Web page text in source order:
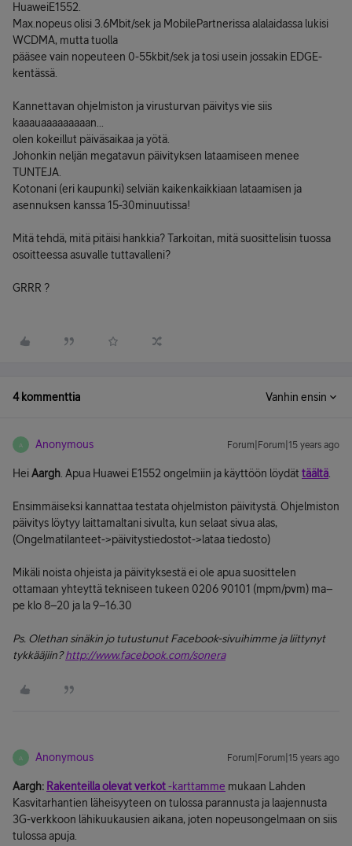
HuaweiE1552.
Max.nopeus olisi 3.6Mbit/sek ja MobilePartnerissa alalaidassa lukisi
WCDMA, mutta tuolla
pääsee vain nopeuteen 0-55kbit/sek ja tosi usein jossakin EDGE-
kentässä.
Kannettavan ohjelmiston ja virusturvan päivitys vie siis
kaaauaaaaaaaaan...
olen kokeillut päiväsaikaa ja yötä.
Johonkin neljän megatavun päivityksen lataamiseen menee
TUNTEJA.
Kotonani (eri kaupunki) selviän kaikenkaikkiaan lataamisen ja
asennuksen kanssa 15-30minuutissa!
Mitä tehdä, mitä pitäisi hankkia? Tarkoitan, mitä suosittelisin tuossa
osoitteessa asuvalle tuttavalleni?
GRRR ?
4 kommenttia Vanhin ensin
A Anonymous Forum|Forum|15 years ago
HeiAargh . Apua Huawei E1552 ongelmiin ja käyttöön löydät täältä
Ensimmäiseksi kannattaa testata ohjelmiston päivitystä. Ohjelmiston
päivitys löytyy laittamaltani sivulta, kun selaat sivua alas,
(Ongelmatilanteet->päivitystiedostot->lataa tiedosto)
Mikäli noista ohjeista ja päivityksestä ei ole apua suosittelen
ottamaan yhteyttä tekniseen tukeen 0206 90101 (mpm/pvm) ma–
pe klo 8–20 ja la 9–16.30
Ps. Olethan sinäkin jo tutustunut Facebook-sivuihimme ja liittynyt
tykkääjiin?http://www.facebook.com/sonera
A Anonymous Forum|Forum|15 years ago
Aargh: Rakenteilla olevat verkot-karttamme mukaan Lahden
Kasvitarhantien läheisyyteen on tulossa parannusta ja laajennusta
3G-verkkoon lähikuukausien aikana, joten nopeusongelmaan on siis
tulossa apuja.